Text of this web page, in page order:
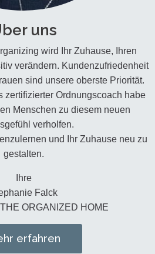
uns
wird Ihr Zuhause, Ihren
verändern. Kundenzufriedenheit
sind unsere oberste Priorität.
zertifizierter Ordnungscoach habe
Menschen zu diesem neuen
verholfen.
und Ihr Zuhause neu zu
gestalten.
Ihre
Falck
ORGANIZED HOME
erfahren